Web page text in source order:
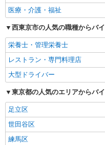
医療・介護・福祉
西東京市の人気の職種からバ
栄養士・管理栄養士
レストラン・専門料理店
大型ドライバー
東京都の人気のエリアからバ
足立区
世田谷区
練馬区